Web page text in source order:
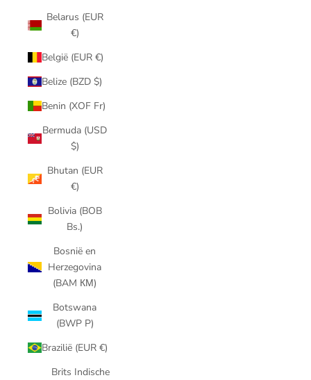
Belarus (EUR
€)
België (EUR €)
Belize (BZD $)
Benin (XOF Fr)
Bermuda (USD
$)
Bhutan (EUR
€)
Bolivia (BOB
Bs.)
Bosnië en
Herzegovina
(BAM КМ)
Botswana
(BWP P)
Brazilië (EUR €)
Brits Indische